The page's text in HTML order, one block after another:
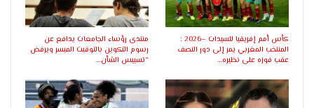
كأس أمم إفريقيا للسيدات –2026 :
المنتخب المغربي يمر إلى دور النصف
عقب فوزه على نظيره…
منتدى رؤساء الجامعات يدافع عن
رسوم التكوين بالتوقيت الميسر ويرفض
“تسييس الشأن…